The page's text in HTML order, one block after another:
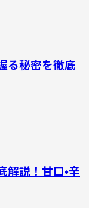
る秘密を徹底
説！甘口・辛